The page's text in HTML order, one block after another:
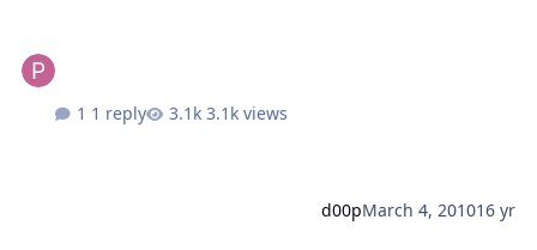
1 reply 3.1k views
d00pMarch 4, 201016 yr